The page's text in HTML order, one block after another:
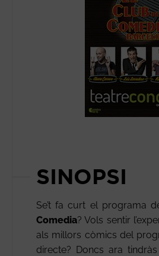
SINOPSI
Se’t fa curt el programa
Comedia? Vols sentir
als millors còmics del
directe? Doncs ara